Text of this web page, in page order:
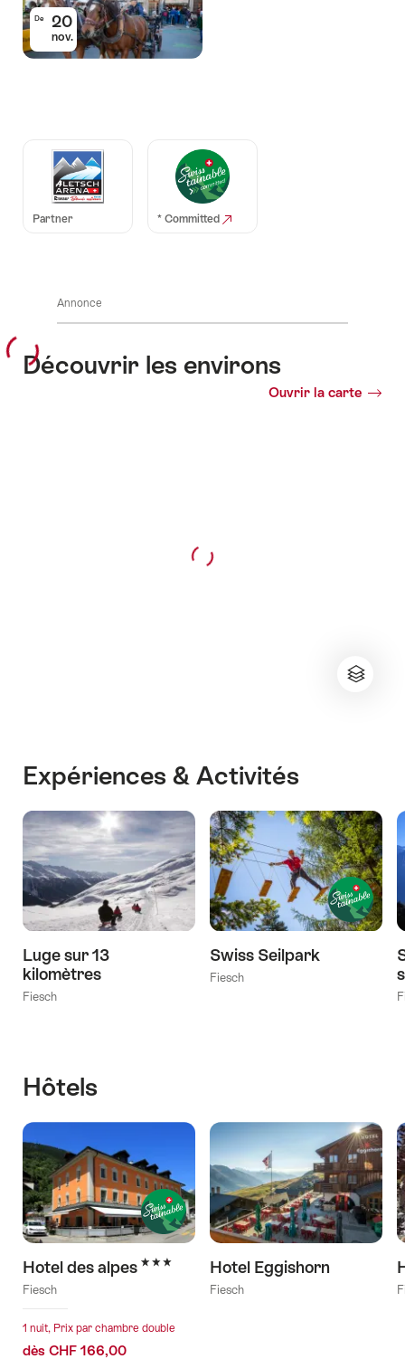
De 20
nov.
Auszeichnungen
Partner * Committed
Annonce
Découvrir les environs
Ouvrir la carte
Expériences & Activités
Luge sur 13
kilomètres
Fiesch
Swiss Seilpark
Fiesch
Hôtels
Hotel des alpes 3 étoiles
Fiesch
1 nuit, Prix par chambre double
dès CHF 166,00
Hotel Eggishorn
Fiesch